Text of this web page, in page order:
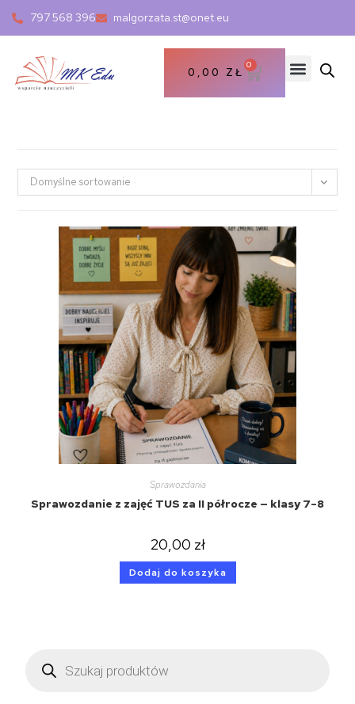
797 568 396 malgorzata.st@onet.eu
0,00 ZŁ
0
Domyślne sortowanie
Sprawozdania
Sprawozdanie z zajęć TUS za II półrocze — klasy 7–8
20,00 zł
Dodaj do koszyka